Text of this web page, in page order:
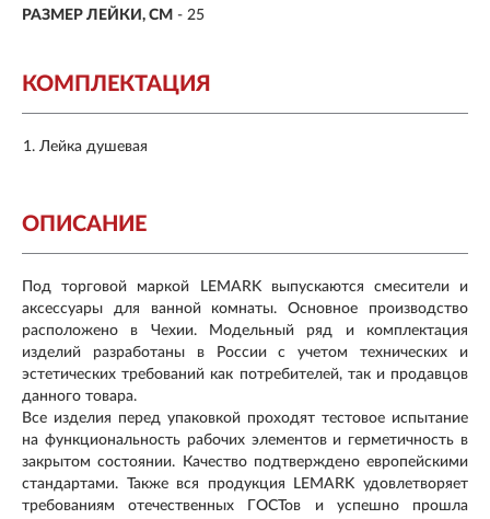
РАЗМЕР ЛЕЙКИ, СМ - 25
КОМПЛЕКТАЦИЯ
Лейка душевая
ОПИСАНИЕ
Под торговой маркой LEMARK выпускаются смесители и
аксессуары для ванной комнаты. Основное производство
расположено в Чехии. Модельный ряд и комплектация
изделий разработаны в России с учетом технических и
эстетических требований как потребителей, так и продавцов
данного товара.
Все изделия перед упаковкой проходят тестовое испытание
на функциональность рабочих элементов и герметичность в
закрытом состоянии. Качество подтверждено европейскими
стандартами. Также вся продукция LEMARK удовлетворяет
требованиям отечественных ГОСТов и успешно прошла